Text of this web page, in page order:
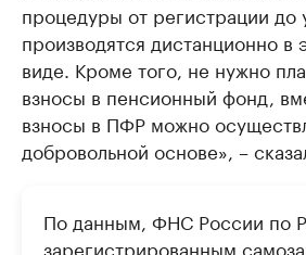
процедуры от регистрации до
производятся дистанционно в
виде. Кроме того, не нужно
взносы в пенсионный фонд,
взносы в ПФР можно
добровольной основе», –
По данным, ФНС России по
зарегистрированным